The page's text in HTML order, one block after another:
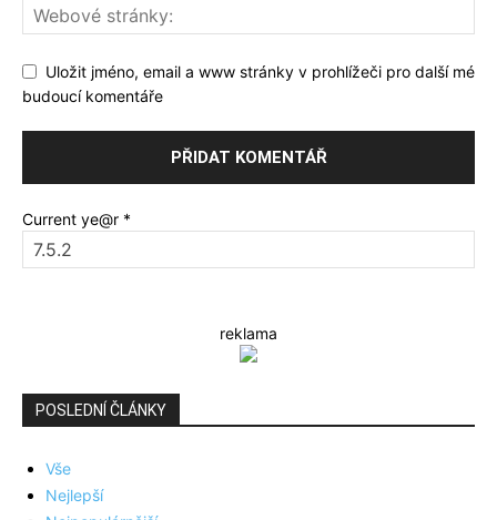
Uložit jméno, email a www stránky v prohlížeči pro další mé
budoucí komentáře
Current ye@r *
reklama
POSLEDNÍ ČLÁNKY
Vše
Nejlepší